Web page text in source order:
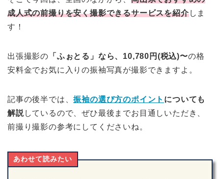
成人式の前撮りを安く撮影できるサービスを紹介しま
す！
出張撮影の 「ふぉとる」なら、10,780円(税込)〜の格
安料金でお気に入りの振袖写真が撮影できますよ。
記事の後半では、振袖の選び方のポイント についても
解説しているので、ぜひ最後までお目通しいただき、
前撮り撮影の参考にしてくださいね。
あわせて読みたい